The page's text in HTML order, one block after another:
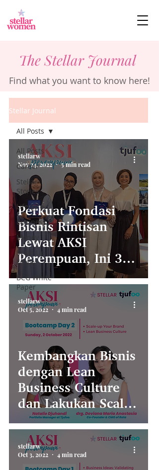
The Stellar Journal
Find what you want to know here!
Stellar Journal
All Posts
Career
Stellar
Stories
Lifestyle
Business
Money
Scale Up
Friday
BCG White
Paper
All Posts
Perkuat Fondasi
Bisnis Rintisan
Lewat AKSI
Perempuan, Ini 3
Hal yang Dicari
Investor di Tahun
2023
stellarw
Nov 24, 2022
5 min read
Kembangkan Bisnis
dengan Lean
Business Culture
dan Lakukan Scale-
Up
stellarw
Oct 5, 2022
4 min read
stellarw
Oct 3, 2022
4 min read